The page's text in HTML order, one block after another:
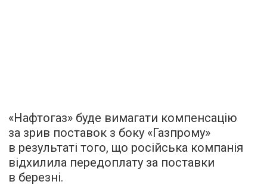
«Нафтогаз» буде вимагати компенсацію
за зрив поставок з боку «Газпрому»
в результаті того, що російська компанія
відхилила передоплату за поставки
в березні.